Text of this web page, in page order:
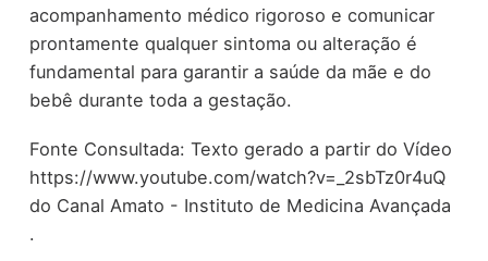
acompanhamento médico rigoroso e comunicar
prontamente qualquer sintoma ou alteração é
fundamental para garantir a saúde da mãe e do
bebê durante toda a gestação.
Fonte Consultada: Texto gerado a partir do Vídeo
https://www.youtube.com/watch?v=_2sbTz0r4uQ
do Canal Amato - Instituto de Medicina Avançada
.